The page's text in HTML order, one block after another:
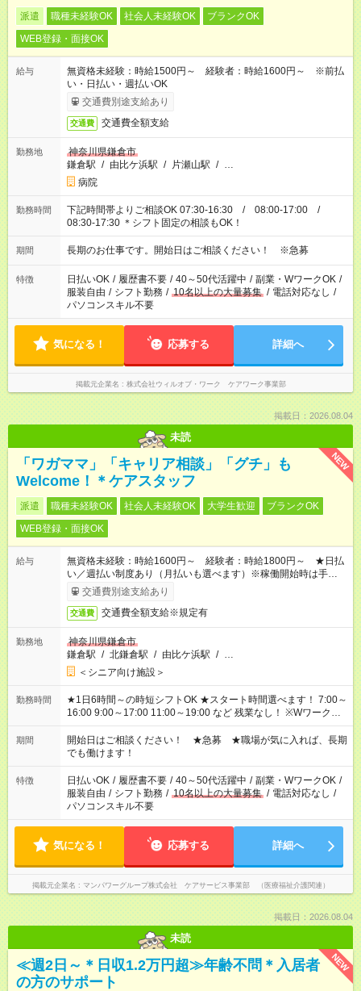
派遣 職種未経験OK 社会人未経験OK
ブランクOK
WEB登録・面接OK
給与
無資格未経験：時給1500円～ 経験者：時給1600円～ ※前払
い・日払い・週払いOK
交通費別途支給あり
交通費 交通費全額支給
勤務地
神奈川県鎌倉市
鎌倉駅 / 由比ケ浜駅 / 片瀬山駅 / …
病院
勤務時間
下記時間帯よりご相談OK 07:30-16:30 / 08:00-17:00 /
08:30-17:30 ＊シフト固定の相談もOK！
期間 長期のお仕事です。開始日はご相談ください！ ※急募
特徴 日払いOK / 履歴書不要 / 40～50代活躍中 / 副業・WワークOK /
服装自由 / シフト勤務 / 10名以上の大量募集 / 電話対応なし /
パソコンスキル不要
気になる！ 応募する 詳細へ
掲載元企業名 株式会社ウィルオブ・ワーク ケアワーク事業部
掲載日：2026.08.04
未読
NEW
「ワガママ」「キャリア相談」「グチ」も
Welcome！＊ケアスタッフ
派遣 職種未経験OK 社会人未経験OK 大学生歓迎
ブランクOK
WEB登録・面接OK
給与
無資格未経験：時給1600円～ 経験者：時給1800円～ ★日払
い／週払い制度あり（月払いも選べます）※稼働開始時は手続き
完了次第のお支払いとなります。
交通費別途支給あり
交通費 交通費全額支給※規定有
勤務地
神奈川県鎌倉市
鎌倉駅 / 北鎌倉駅 / 由比ケ浜駅 / …
＜シニア向け施設＞
勤務時間
★1日6時間～の時短シフトOK ★スタート時間選べます！ 7:00～
16:00 9:00～17:00 11:00～19:00 など 残業なし！ ※Wワークの
場合、他のお仕事と合わせ週40時間超の就業はご案内できませ
ん ※法令に基づき、週20時間以上勤務は社会保険への加入対象
となります ※労働者派遣法（日雇い派遣の原則禁止）により、
短時間・短期間の就業はご案内が難しい場合があります
期間
開始日はご相談ください！ ★急募 ★職場が気に入れば、長期
でも働けます！
特徴 日払いOK / 履歴書不要 / 40～50代活躍中 / 副業・WワークOK /
服装自由 / シフト勤務 / 10名以上の大量募集 / 電話対応なし /
パソコンスキル不要
気になる！ 応募する 詳細へ
掲載元企業名 マンパワーグループ株式会社 ケアサービス事業部 （医療福祉介護関連）
掲載日：2026.08.04
未読
NEW
≪週2日～＊日収1.2万円超≫年齢不問＊入居者
の方のサポート